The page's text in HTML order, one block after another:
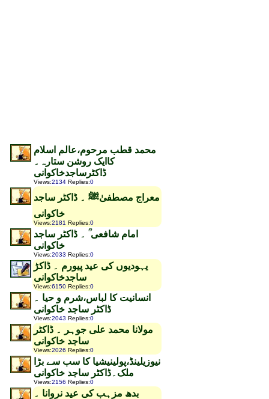
محمد قطب مرحوم،عالم اسلام
کاایک روشن ستارہ۔
ڈاکٹرساجدخاکوانی
Views:2134 Replies:0
معراج مصطفیٰﷺ ۔ ڈاکٹر ساجد
خاکوانی
Views:2181 Replies:0
امام شافعی ؒ ۔ ڈاکٹر ساجد
خاکوانی
Views:2033 Replies:0
یہودیوں کی عید پیورم ۔ ڈاکڑ
ساجدخاکوانی
Views:6150 Replies:0
انسانیت کا لباس،شرم و حیا ۔
ڈاکٹر ساجد خاکوانی
Views:2043 Replies:0
مولانا محمد علی جوہر ۔ ڈاکٹر
ساجد خاکوانی
Views:2026 Replies:0
نیوزیلینڈ،پولینیشیا کا سب سے بڑا
ملک۔ڈاکٹر ساجد خاکوانی
Views:2156 Replies:0
بدھ مزہب کی عید نروانا ۔